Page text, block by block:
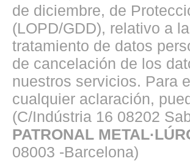
de diciembre, de
(LOPD/GDD), relativo a
tratamiento de datos
de cancelación de los
nuestros servicios. Para
cualquier aclaración,
(C/Indústria 16 08202
PATRONAL
08003 -Barcelona)